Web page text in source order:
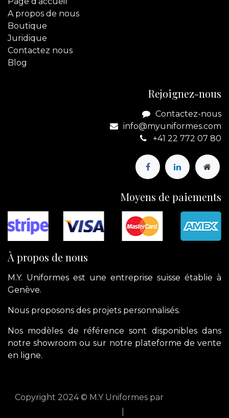
A propos de nous
Boutique
Juridique
Contactez nous
Blog
Rejoignez-nous
Contactez-nous
info@myuniformes.com
+41 22 772 07 80
Moyens de paiements
À propos de nous
M.Y. Uniformes est une entreprise suisse établie à
Genève.
Nous proposons des projets personnalisés.
Nos modèles de référence sont disponibles dans
notre showroom ou sur notre plateforme de vente
en ligne.
Copyright 2024 © M.Y Uniformes par